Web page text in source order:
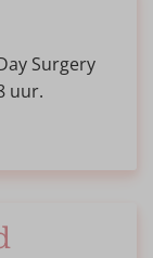
Surgery
uur.